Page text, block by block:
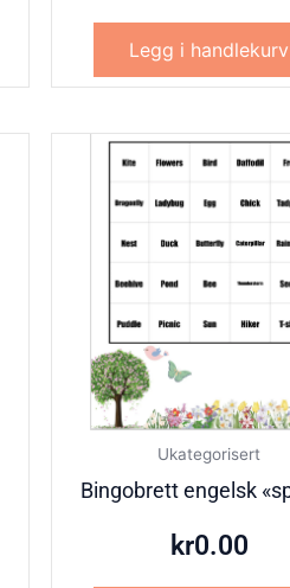
Legg i handlekurv
Ukategorisert
Bingobrett engelsk
kr0.00